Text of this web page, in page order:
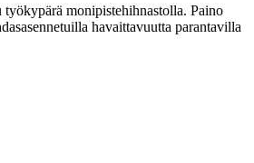
monipistehihnastolla. Paino
havaittavuutta parantavilla